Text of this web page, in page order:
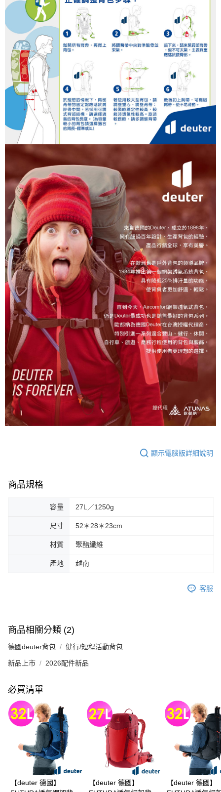
顯示電腦版詳細說明
商品規格
容量 27L／1250g
尺寸 52＊28＊23cm
材質 聚酯纖維
產地 越南
客服
商品相關分類 (2)
德國deuter背包 健行/短程活動背包
新品上市 2026配件新品
必買清單
【deuter 德國】
【deuter 德國】
【deuter 德國】